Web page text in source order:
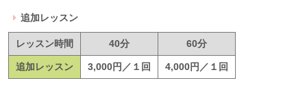
追加レッスン
レッスン時間 40分 60分
追加レッスン 3,000円／１回 4,000円／１回